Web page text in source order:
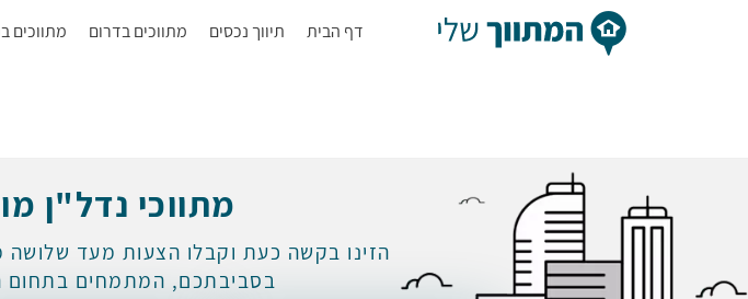
דף הבית תיווך נכסים מתווכים בדרום מתווכים
מתווכי נדל"ן
הזינו בקשה כעת וקבלו הצעות מעד שלושה
בסביבתכם, המתמחים בתחום